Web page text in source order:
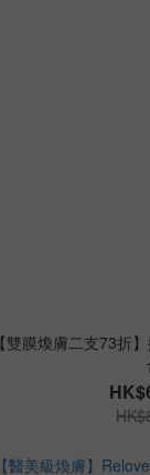
【雙膜煥膚二支73折